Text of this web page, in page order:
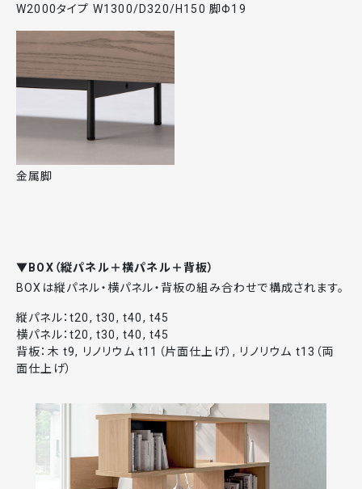
W2000タイプ W1300/D320/H150 脚Φ19
金属脚
▼BOX（縦パネル＋横パネル＋背板）
BOXは縦パネル・横パネル・背板の組み合わせで構成されます。
縦パネル：t20, t30, t40, t45
横パネル：t20, t30, t40, t45
背板：木 t9, リノリウム t11（片面仕上げ）, リノリウム t13（両
面仕上げ）